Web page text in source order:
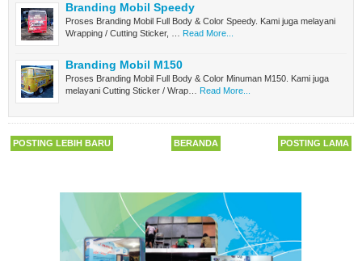
Branding Mobil Speedy
Proses Branding Mobil Full Body & Color Speedy. Kami juga melayani
Wrapping / Cutting Sticker, …
Read More...
Branding Mobil M150
Proses Branding Mobil Full Body & Color Minuman M150. Kami juga
melayani Cutting Sticker / Wrap…
Read More...
POSTING LEBIH BARU POSTING LAMA
BERANDA